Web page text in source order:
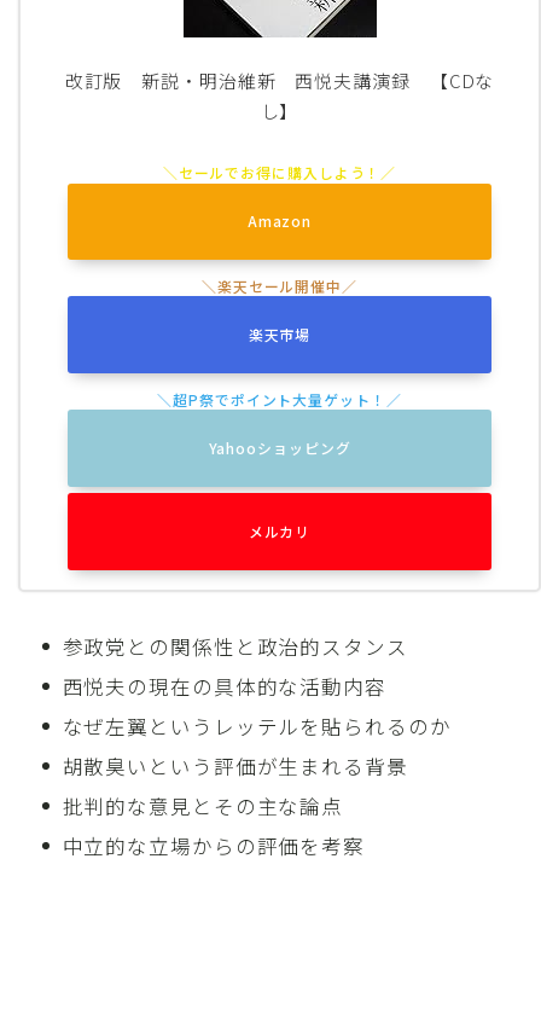
改訂版 新説・明治維新 西悦夫講演録 【CDな
し】
Amazon
楽天市場
Yahooショッピング
メルカリ
参政党との関係性と政治的スタンス
西悦夫の現在の具体的な活動内容
なぜ左翼というレッテルを貼られるのか
胡散臭いという評価が生まれる背景
批判的な意見とその主な論点
中立的な立場からの評価を考察